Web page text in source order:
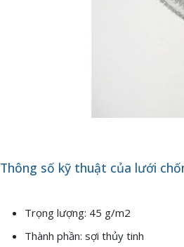
Thông số kỹ thuật của lưới
Trọng lượng: 45 g/m2
Thành phần: sợi thủy tinh